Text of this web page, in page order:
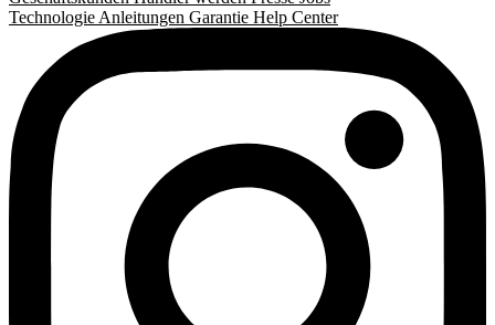
Technologie Anleitungen Garantie Help Center